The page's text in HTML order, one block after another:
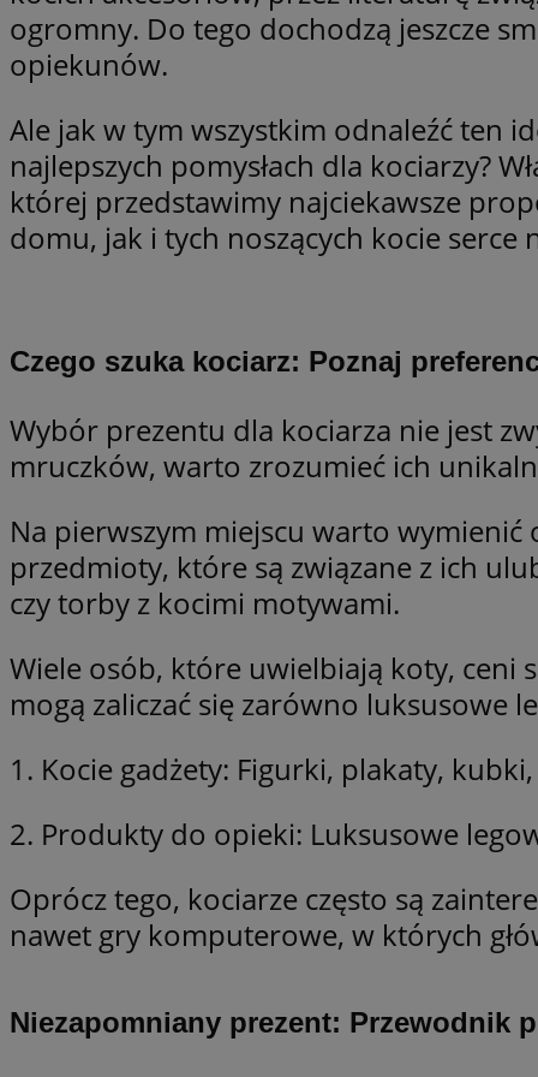
ogromny. Do tego dochodzą jeszcze
opiekunów.
Ale jak w tym wszystkim odnaleźć ten
najlepszych pomysłach dla kociarzy?
której przedstawimy najciekawsze
domu, jak i tych noszących kocie serce
Czego szuka kociarz: Poznaj
Wybór prezentu dla kociarza nie jest
mruczków, warto zrozumieć ich
Na pierwszym miejscu warto
przedmioty, które są związane z ich
czy torby z kocimi motywami.
Wiele osób, które uwielbiają koty, ceni
mogą zaliczać się zarówno luksusowe
1. Kocie gadżety: Figurki, plakaty,
2. Produkty do opieki: Luksusowe
Oprócz tego, kociarze często są
nawet gry komputerowe, w których
Niezapomniany prezent: Przewodnik
SessID
__cf_bm
suid
euds
CookieScriptConsent
_ga_L2744325BY
tt_viewer
Nazwa
__mguid_